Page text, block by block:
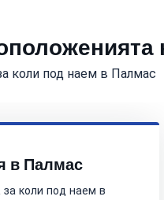
коли под наем в Палмас
в Палмас
коли под наем в